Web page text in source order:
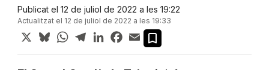
Publicat el 12 de juliol de 2022 a les 19:22
Actualitzat el 12 de juliol de 2022 a les 19:33
X BlueskyWhatsApp
TelegramLinkedInFacebook
Email